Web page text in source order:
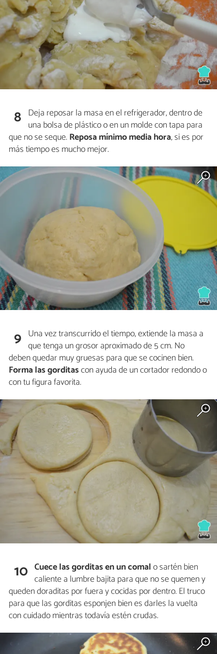
8 Deja reposar la masa en el refrigerador, dentro de
una bolsa de plástico o en un molde con tapa para
que no se seque. Reposa mínimo media hora, si es por
más tiempo es mucho mejor.
9 Una vez transcurrido el tiempo, extiende la masa a
que tenga un grosor aproximado de 5 cm. No
deben quedar muy gruesas para que se cocinen bien.
Forma las gorditascon ayuda de un cortador redondo o
con tu figura favorita.
10 Cuece las gorditas en un comalo sartén bien
caliente a lumbre bajita para que no se quemen y
queden doraditas por fuera y cocidas por dentro. El truco
para que las gorditas esponjen bien es darles la vuelta
con cuidado mientras todavía estén crudas.